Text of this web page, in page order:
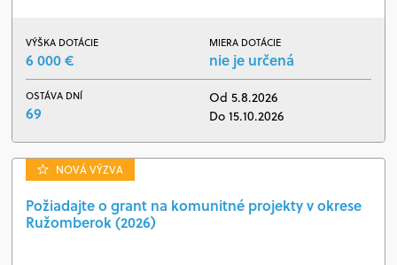
VÝŠKA DOTÁCIE
6 000 €
MIERA DOTÁCIE
nie je určená
OSTÁVA DNÍ
69
Od 5.8.2026
Do 15.10.2026
NOVÁ VÝZVA
Požiadajte o grant na komunitné projekty v okrese
Ružomberok (2026)